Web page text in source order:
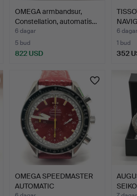
OMEGA armbandsur,
Constellation, automatis…
6 dagar
5 bud
822 USD
6 dagar
1 bud
352
OMEGA SPEEDMASTER
AUTOMATIC